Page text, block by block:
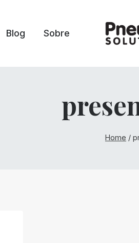
Blog Sobre
Home /